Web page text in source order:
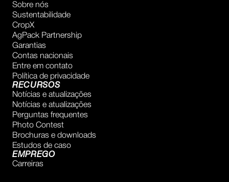
Sobre nós
Sustentabilidade
CropX
AgPack Partnership
Garantias
Contas nacionais
Entre em contato
Política de privacidade
RECURSOS
Notícias e atualizações
Notícias e atualizações
Perguntas frequentes
Photo Contest
Brochuras e downloads
Estudos de caso
EMPREGO
Carreiras